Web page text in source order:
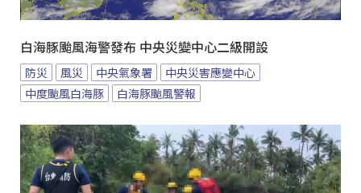
白海豚颱風海警發布 中央災變中心二級開設
防災 風災 中央氣象署
中央災害應變中心
中度颱風白海豚
白海豚颱風警報